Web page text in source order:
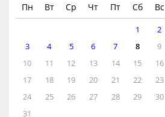
Пн Вт Ср Чт Пт Сб Вс
1
2
3
4 5 6 7 8
9
10
11 12 13 14 15
16
17
18 19 20 21 22
23
24
25 26 27 28 29
30
31